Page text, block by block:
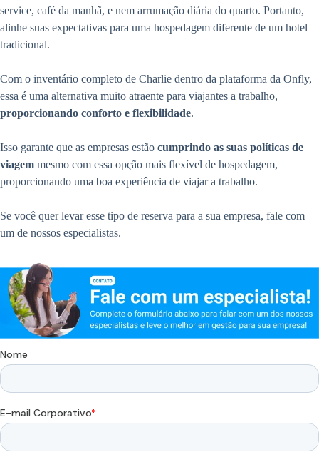
service, café da manhã, e nem arrumação diária do quarto. Portanto,
alinhe suas expectativas para uma hospedagem diferente de um hotel
tradicional.
Com o inventário completo de Charlie dentro da plataforma da Onfly,
essa é uma alternativa muito atraente para viajantes a trabalho,
proporcionando conforto e flexibilidade.
Isso garante que as empresas estão cumprindo as suas políticas de
viagem mesmo com essa opção mais flexível de hospedagem,
proporcionando uma boa experiência de viajar a trabalho.
Se você quer levar esse tipo de reserva para a sua empresa, fale com
um de nossos especialistas.